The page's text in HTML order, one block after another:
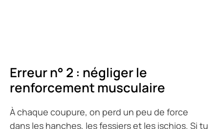
Erreur n° 2 : négliger le
renforcement musculaire
À chaque coupure, on perd un peu de force
dans les hanches, les fessiers et les ischios. Si tu